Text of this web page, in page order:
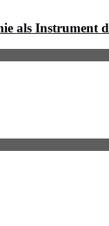
als Instrument